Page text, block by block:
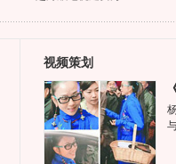
视频策划